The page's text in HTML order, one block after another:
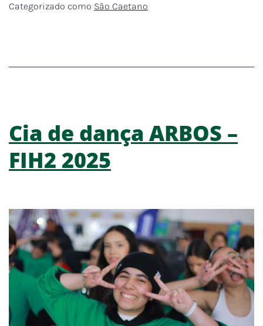
Categorizado como São Caetano
Cia de dança ARBOS –
FIH2 2025